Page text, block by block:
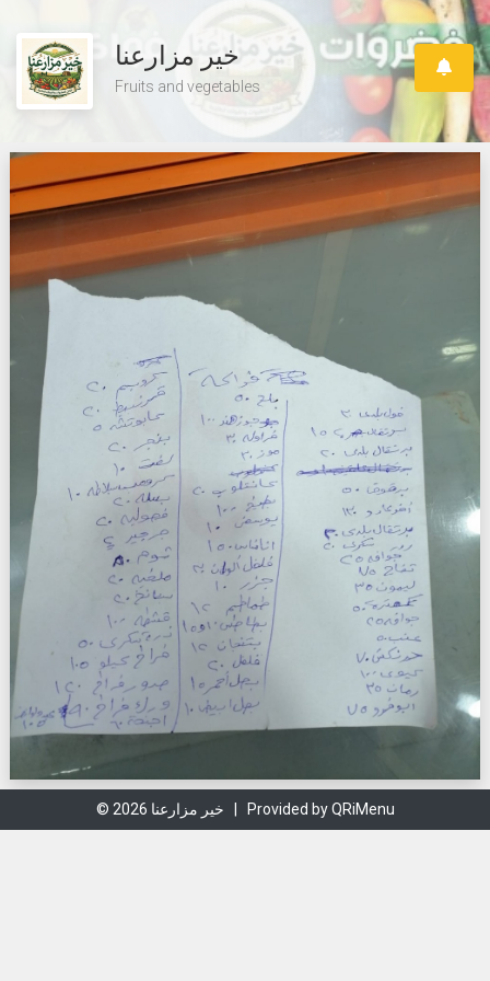
خير مزارعنا
Fruits and vegetables
Provided by QRiMenu